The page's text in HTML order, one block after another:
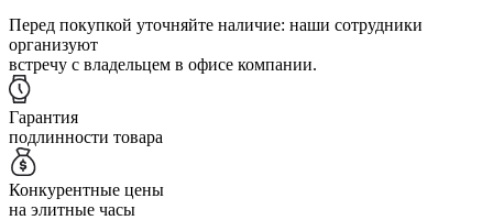
Перед покупкой уточняйте наличие: наши сотрудники
организуют
встречу с владельцем в офисе компании.
Гарантия
подлинности товара
Конкурентные цены
на элитные часы